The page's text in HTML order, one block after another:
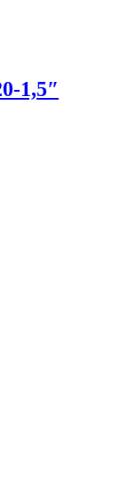
1,5″